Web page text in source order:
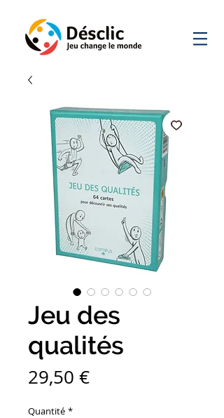
Jeu des
qualités
29,50 €Prix
Quantité *